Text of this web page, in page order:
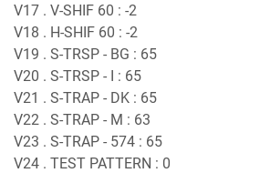
V17 . V-SHIF 60 : -2
V18 . H-SHIF 60 : -2
V19 . S-TRSP - BG : 65
V20 . S-TRSP - I : 65
V21 . S-TRAP - DK : 65
V22 . S-TRAP - M : 63
V23 . S-TRAP - 574 : 65
V24 . TEST PATTERN : 0